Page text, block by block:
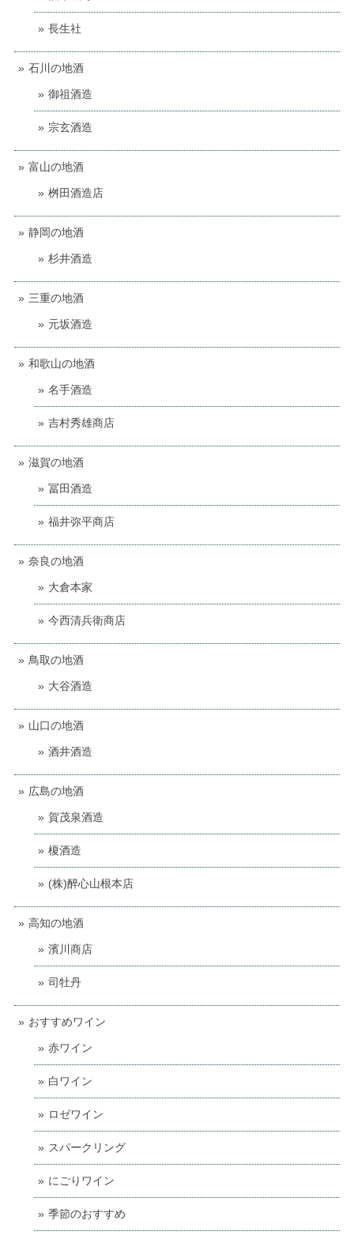
長生社
石川の地酒
御祖酒造
宗玄酒造
富山の地酒
桝田酒造店
静岡の地酒
杉井酒造
三重の地酒
元坂酒造
和歌山の地酒
名手酒造
吉村秀雄商店
滋賀の地酒
冨田酒造
福井弥平商店
奈良の地酒
大倉本家
今西清兵衛商店
鳥取の地酒
大谷酒造
山口の地酒
酒井酒造
広島の地酒
賀茂泉酒造
榎酒造
(株)醉心山根本店
高知の地酒
濱川商店
司牡丹
おすすめワイン
赤ワイン
白ワイン
ロゼワイン
スパークリング
にごりワイン
季節のおすすめ